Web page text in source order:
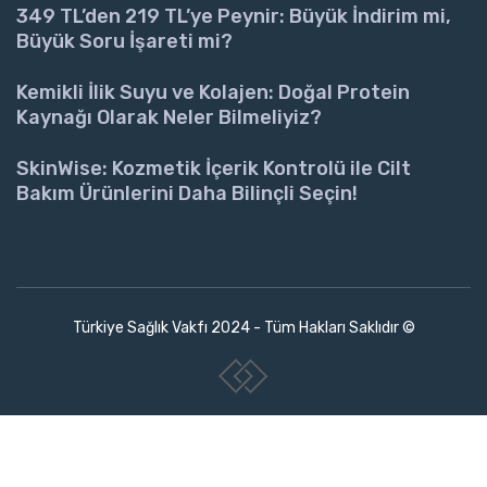
349 TL’den 219 TL’ye Peynir: Büyük İndirim mi,
Büyük Soru İşareti mi?
Kemikli İlik Suyu ve Kolajen: Doğal Protein
Kaynağı Olarak Neler Bilmeliyiz?
SkinWise: Kozmetik İçerik Kontrolü ile Cilt
Bakım Ürünlerini Daha Bilinçli Seçin!
Türkiye Sağlık Vakfı 2024 - Tüm Hakları Saklıdır ©
www.collectivepeople.com.tr